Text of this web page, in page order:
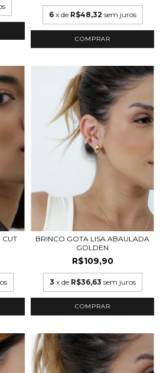
6 x de R$48,32 sem juros
CUT
BRINCO GOTA LISA ABAULADA
GOLDEN
R$109,90
3 x de R$36,63 sem juros
COMPRAR